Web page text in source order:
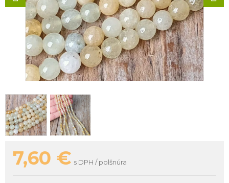
7,60 € s DPH / polšnúra